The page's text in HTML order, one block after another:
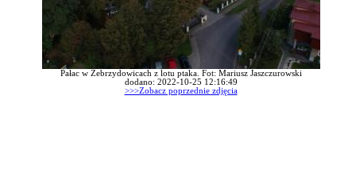
Pałac w Zebrzydowicach z lotu ptaka. Fot: Mariusz Jaszczurowski
dodano: 2022-10-25 12:16:49
>>>Zobacz poprzednie zdjęcia